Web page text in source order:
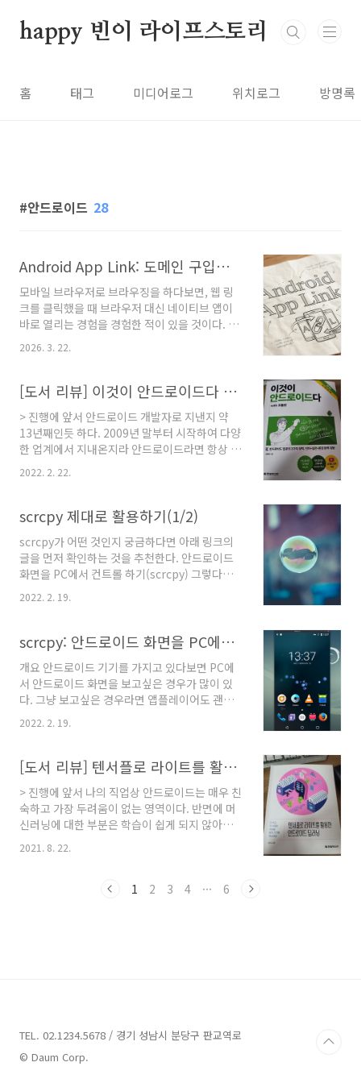
happy 빈이 라이프스토리
홈 태그 미디어로그 위치로그 방명록
안드로이드 28
Android App Link: 도메인 구입부터 화면 연결까지
모바일 브라우저로 브라우징을 하다보면, 웹 링
크를 클릭했을 때 브라우저 대신 네이티브 앱이
바로 열리는 경험을 경험한 적이 있을 것이다. 혹
은 앱 안에서 웹사이트 링크로 보이는 부분을 클
릭한 경우도 마찬가지이다. 이는 Android App
인 구매부터 실제 화면 구동까지 전체 절차를 단
준비 및 웹 서버 설정Digital Asset Links 검증
설정Android 앱 구현테스트 및 검증1. 도메인 준
비 및 웹 서버 설정1-1. 도메인 구매App Links
를 사용하려면 본인이 소유한 도메인이 필요하
myapp.x..
2026. 3. 22.
[도서 리뷰] 이것이 안드로이드다 with 코틀린(3판)
> 진행에 앞서 안드로이드 개발자로 지낸지 약
13년째인듯 하다. 2009년 말부터 시작하여 다양
한 업계에서 지내온지라 안드로이드라면 항상 아
쉽고 더 전문성 있는 부분을 위해 노력하고 있고,
그래야 한다고 생각하고 있다. 이런 시간을 지내
로이드 서적은 더욱 관심있게 보아왔던 터라 이
책도 깊은 관심을 가지고 보기 시작하였다. > 첫
느낌 및 목차 이 책은 안드로이드 책을 성의껏 만
들었다는 것 외에도, 주목하고 싶은 부분이 있었
다. 바로 최선 버전을 대상으로 만들었다는 점이
다. 모든 프로그래밍 기술이 마찬가지이지만, 특
도 따라잡기 어려울 정도이다. 이 책은 벌써 개..
2022. 2. 22.
scrcpy 제대로 활용하기(1/2)
scrcpy가 어떤 것인지 궁금하다면 아래 링크의
글을 먼저 확인하는 것을 추천한다. 안드로이드
화면을 PC에서 컨트롤 하기(scrcpy) 그렇다면
이 scrcpy를 좀 더 파워풀하게 활용할 수는 없을
까? 아래에서 다양한 기능을 활용하는 방법과 필
한다. (1) scrcpy 제대로 활용하기 - 사이즈, 렌
더링, 캡처 등 (2) scrcpy 제대로 활용하기 - 연
결, 윈도우, 컨트롤, 파일드롭, 단축키 등 기본 활
용 방법 우선 scrcpy를 제대로 활용하기 위해서
는 실행 단계에서 파라미터로 옵션을 주어야 한
다. 커맨드로 scrcpy로 실행이 당연히 가능하지
2022. 2. 19.
scrcpy: 안드로이드 화면을 PC에서 미러링 하기
개요 안드로이드 기기를 가지고 있다보면 PC에
서 안드로이드 화면을 보고싶은 경우가 많이 있
다. 그냥 보고싶은 경우라면 앱플레이어도 괜찮
이지만, 최신버전을 구동하고 싶다거나, 실제 기
경우라면 앱플레이어 혹은 에뮬레이터로는 그 갈
증을 해소하기는 어렵다. 사실 이러한 용도보다
개인적으로는 개발자로서 필요한 이유를 강조하
고 싶다. 안드로이드 개발자로서 개발을 하다보
면 특히 물리적인 기기를 내가 직접 컨트롤 할수
있는 환경은 아니지만(대표적으로 원격근무 환
인을 통해 알게된 툴이 있는데 바로 scrcpy이다.
2022. 2. 19.
[도서 리뷰] 텐서플로 라이트를 활용한 안드로이드 딥러닝
> 진행에 앞서 나의 직업상 안드로이드는 매우 친
숙하고 가장 두려움이 없는 영역이다. 반면에 머
신러닝에 대한 부분은 학습이 쉽게 되지 않아서
지 영역을 같이 다룰 수 있는 주제가 바로 안드로
약 일년 전부터 이 주제에 대해서 궁금해하고는
를 이야기 하기가..
2021. 8. 22.
1 2 3 4 ··· 6
TEL. 02.1234.5678 / 경기 성남시 분당구 판교역로
© Daum Corp.